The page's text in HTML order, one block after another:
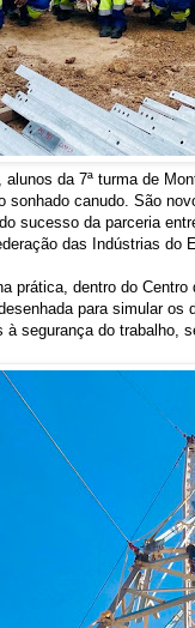
da 7ª turma de
sonhado canudo. São
sucesso da parceria
das Indústrias do
prática, dentro do
para simular
segurança do trabalho,